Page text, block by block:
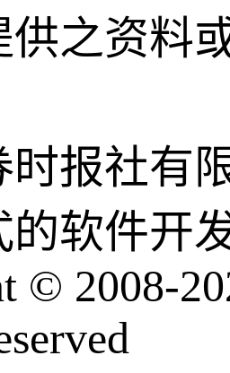
供之资料
时报社有
的软件开
© 2008-